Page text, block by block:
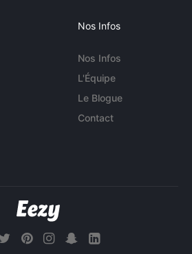
Nos Infos
Nos Infos
L'Équipe
Le Blogue
Contact